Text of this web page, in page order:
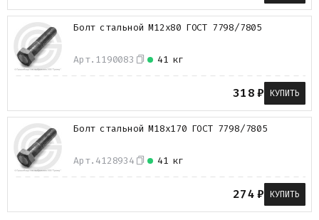
Арт. 1190083 41 кг
Болт стальной М12х80 ГОСТ 7798/7805
318₽ КУПИТЬ
Арт. 4128934 41 кг
Болт стальной М18х170 ГОСТ 7798/7805
274₽ КУПИТЬ